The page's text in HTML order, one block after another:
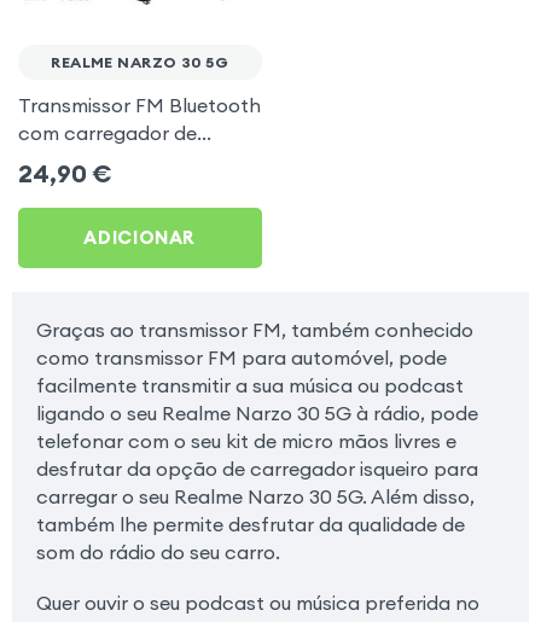
REALME NARZO 30 5G
Transmissor FM Bluetooth
com carregador de
isqueiro USB / USB-C, C2 -
Preto para Realme Narzo
30 5G
24,90 €
ADICIONAR
Graças ao transmissor FM, também conhecido
como transmissor FM para automóvel, pode
facilmente transmitir a sua música ou podcast
ligando o seu Realme Narzo 30 5G à rádio, pode
telefonar com o seu kit de micro mãos livres e
desfrutar da opção de carregador isqueiro para
carregar o seu Realme Narzo 30 5G. Além disso,
também lhe permite desfrutar da qualidade de
som do rádio do seu carro.
Quer ouvir o seu podcast ou música preferida no